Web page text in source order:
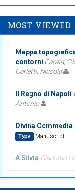
MOST VIEWED
Mappa
contorni Carafa,
Carletti, Niccolo
Il Regno di Napoli
Antonio
Divina Commedia
Type Manuscript
A Silvia Giacomo